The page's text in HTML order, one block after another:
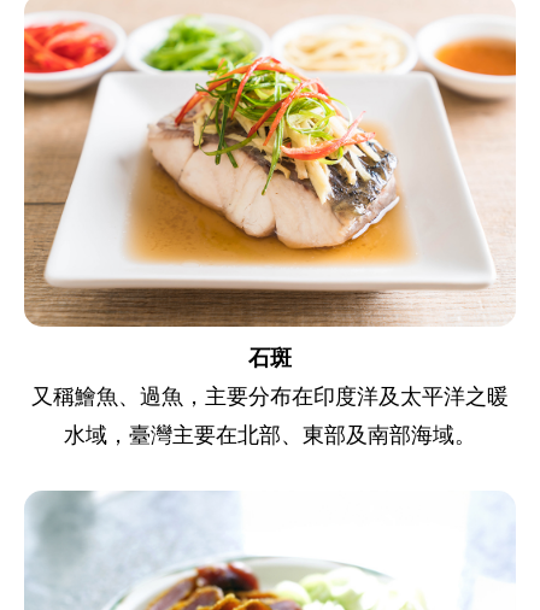
石斑
又稱鱠魚、過魚，主要分布在印度洋及太平洋之暖
水域，臺灣主要在北部、東部及南部海域。